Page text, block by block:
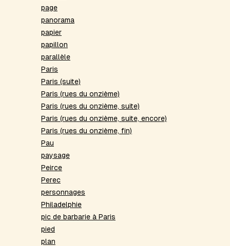
page
panorama
papier
papillon
parallèle
Paris
Paris (suite)
Paris (rues du onzième)
Paris (rues du onzième, suite)
Paris (rues du onzième, suite, encore)
Paris (rues du onzième, fin)
Pau
paysage
Peirce
Perec
personnages
Philadelphie
pic de barbarie à Paris
pied
plan